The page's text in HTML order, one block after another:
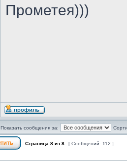
Прометея)))
Показать сообщения за:
Страница 8 из 8 [ Сообщений: 112 ]